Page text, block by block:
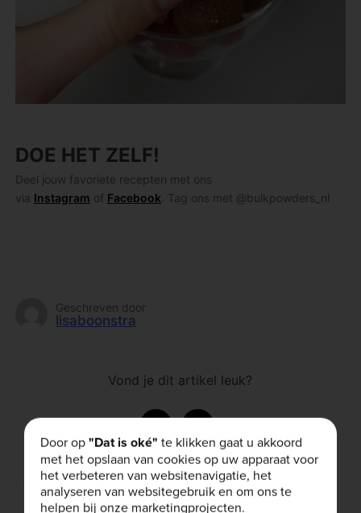
DOE HET ZELF!
Deel jouw favoriete recepten met ons
via Instagram of Facebook . Tag ons met @bulkpowders_nl
Geschreven door
lisaboonstra
Vond je dit artikel leuk?
Gerelateerde artikelen
Door op"Dat is oké" te klikken gaat u akkoord
met het opslaan van cookies op uw apparaat voor
het verbeteren van websitenavigatie, het
analyseren van websitegebruik en om ons te
helpen bij onze marketingprojecten.